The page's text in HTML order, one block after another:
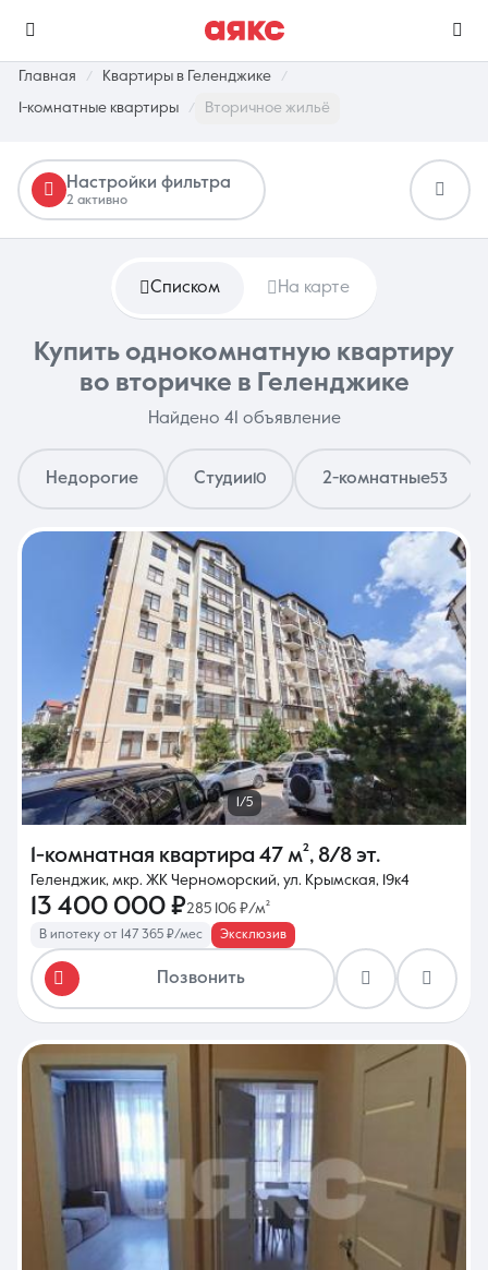
Избранное
0 объявлений 0 объявлений
Услуги
О компании Контакты
8 (861) 297-00-00
Ежедневно с 08:30 до 20:00
Главная Квартиры в Геленджике
1-комнатные квартиры Вторичное жильё
Настройки фильтра
2 активно
Списком На карте
Купить однокомнатную квартиру
во вторичке в Геленджике
Найдено 41 объявление
Недорогие Студии10 2-комнатные53
1/5
1-комнатная квартира 47 м², 8/8 эт.
Геленджик, мкр. ЖК Черноморский, ул. Крымская, 19к4
13 400 000 ₽285 106 ₽/м²
В ипотеку от 147 365 ₽/мес Эксклюзив
Позвонить